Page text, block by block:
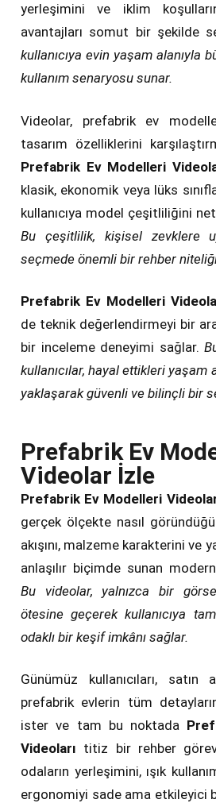
yerleşimini ve iklim
avantajları somut bir şekilde
kullanıcıya evin yaşam alanıyla
kullanım senaryosu sunar.
Videolar, prefabrik ev
tasarım özelliklerini
Prefabrik Ev Modelleri
klasik, ekonomik veya lüks
kullanıcıya model çeşitliliğini
Bu çeşitlilik, kişisel zevklere
seçmede önemli bir rehber
Prefabrik Ev Modelleri
de teknik değerlendirmeyi bir
bir inceleme deneyimi sağlar.
kullanıcılar, hayal ettikleri yaşam
yaklaşarak güvenli ve bilinçli bir
Prefabrik Ev
Videolar İzle
Prefabrik Ev Modelleri
gerçek ölçekte nasıl
akışını, malzeme karakterini ve
anlaşılır biçimde sunan modern
Bu videolar, yalnızca bir
ötesine geçerek kullanıcıya
odaklı bir keşif imkânı sağlar.
Günümüz kullanıcıları, satın
prefabrik evlerin tüm
ister ve tam bu noktada
Videoları titiz bir rehber
odaların yerleşimini, ışık
ergonomiyi sade ama etkileyici